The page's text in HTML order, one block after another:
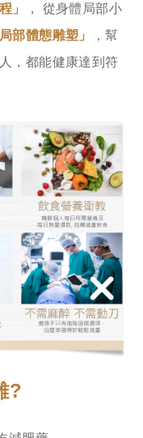
」
， 從身體局部小
部體態雕塑」
，幫
，都能健康達到符
?